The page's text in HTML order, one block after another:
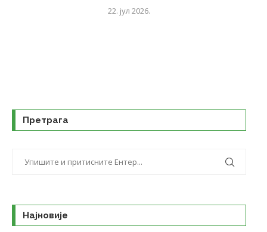
22. јул 2026.
Претрага
Најновије